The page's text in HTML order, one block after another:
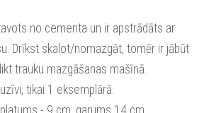
no cementa un ir apstrādāts ar
Drīkst skalot/nomazgāt, tomēr ir jābūt
trauku mazgāšanas mašīnā.
tikai 1 eksemplārā.